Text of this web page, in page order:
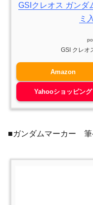
GSIクレオス ガンダ
ミ
GSI クレオ
Amazon
Yahooショッピング
■ガンダムマーカー 筆